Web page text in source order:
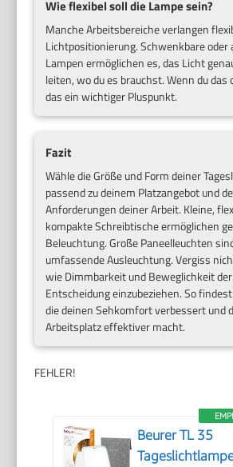
Wie flexibel soll die Lampe sein?
Manche Arbeitsbereiche verlangen
Lichtpositionierung. Schwenkbare oder
Lampen ermöglichen es, das Licht
leiten, wo du es brauchst. Wenn du
das ein wichtiger Pluspunkt.
Fazit
Wähle die Größe und Form deiner
passend zu deinem Platzangebot und
Anforderungen deiner Arbeit. Kleine,
kompakte Schreibtische ermöglichen
Beleuchtung. Große Paneelleuchten
umfassende Ausleuchtung. Vergiss
wie Dimmbarkeit und Beweglichkeit
Entscheidung einzubeziehen. So
die deinen Sehkomfort verbessert und
Arbeitsplatz effektiver macht.
FEHLER!
Beurer TL 35